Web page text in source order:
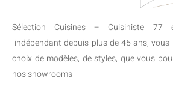
Sélection Cuisines – Cuisiniste 77
indépendant depuis plus de 45 ans,
choix de modèles, de styles, que vous
nos showrooms